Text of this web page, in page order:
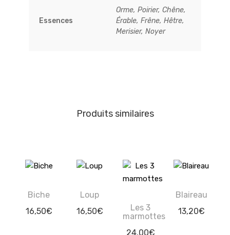
Essences
Orme, Poirier, Chêne,
Érable, Frêne, Hêtre,
Merisier, Noyer
Produits similaires
Biche
16,50€
Loup
16,50€
Les 3
marmottes
24,00€
Blaireau
13,20€